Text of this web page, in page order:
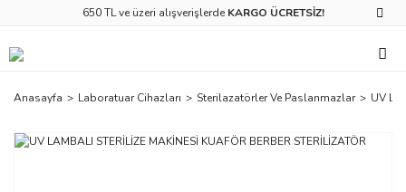
650 TL ve üzeri alışverişlerde KARGO ÜCRETSİZ!
Anasayfa Laboratuar Cihazları Sterilazatörler Ve Paslanmazlar UV